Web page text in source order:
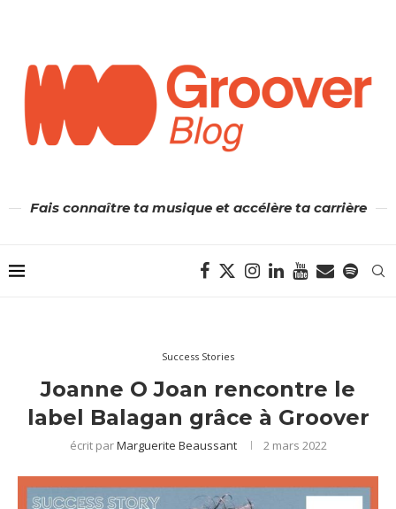
Fais connaître ta musique et accélère ta carrière
Success Stories
Joanne O Joan rencontre le
label Balagan grâce à Groover
écrit parMarguerite Beaussant 2 mars 2022